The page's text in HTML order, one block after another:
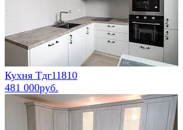
Кухня Тдг11810
481 000руб.